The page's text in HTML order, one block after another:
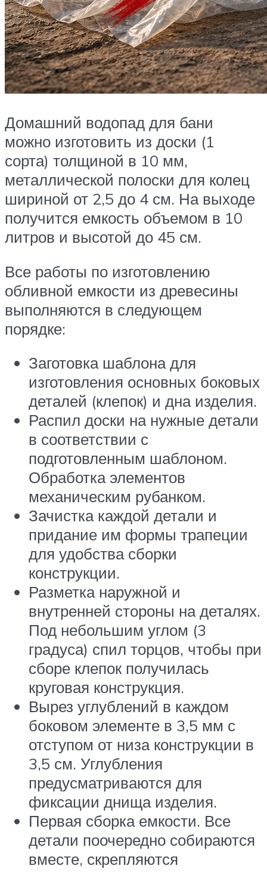
Домашний водопад для бани
можно изготовить из доски (1
сорта) толщиной в 10 мм,
металлической полоски для колец
шириной от 2,5 до 4 см. На выходе
получится емкость объемом в 10
литров и высотой до 45 см.
Все работы по изготовлению
обливной емкости из древесины
выполняются в следующем
порядке:
Заготовка шаблона для
изготовления основных боковых
деталей (клепок) и дна изделия.
Распил доски на нужные детали
в соответствии с
подготовленным шаблоном.
Обработка элементов
механическим рубанком.
Зачистка каждой детали и
придание им формы трапеции
для удобства сборки
конструкции.
Разметка наружной и
внутренней стороны на деталях.
Под небольшим углом (3
градуса) спил торцов, чтобы при
сборе клепок получилась
круговая конструкция.
Вырез углублений в каждом
боковом элементе в 3,5 мм с
отступом от низа конструкции в
3,5 см. Углубления
предусматриваются для
фиксации днища изделия.
Первая сборка емкости. Все
детали поочередно собираются
вместе, скрепляются